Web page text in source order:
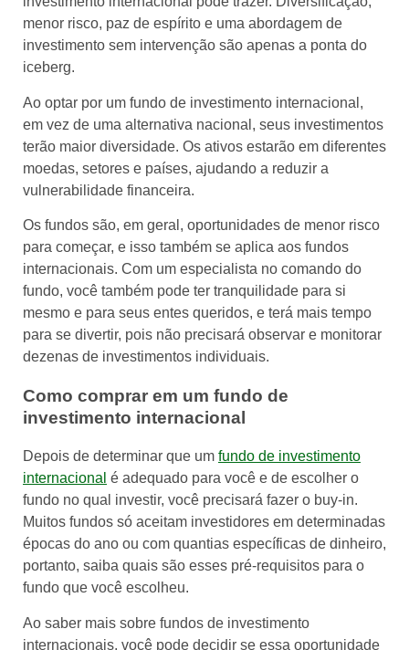
menor risco, paz de espírito e uma abordagem de
investimento sem intervenção são apenas a ponta do
iceberg.
Ao optar por um fundo de investimento internacional,
em vez de uma alternativa nacional, seus investimentos
terão maior diversidade. Os ativos estarão em diferentes
moedas, setores e países, ajudando a reduzir a
vulnerabilidade financeira.
Os fundos são, em geral, oportunidades de menor risco
para começar, e isso também se aplica aos fundos
internacionais. Com um especialista no comando do
fundo, você também pode ter tranquilidade para si
mesmo e para seus entes queridos, e terá mais tempo
para se divertir, pois não precisará observar e monitorar
dezenas de investimentos individuais.
Como comprar em um fundo de
investimento internacional
Depois de determinar que um fundo de investimento
internacional é adequado para você e de escolher o
fundo no qual investir, você precisará fazer o buy-in.
Muitos fundos só aceitam investidores em determinadas
épocas do ano ou com quantias específicas de dinheiro,
portanto, saiba quais são esses pré-requisitos para o
fundo que você escolheu.
Ao saber mais sobre fundos de investimento
internacionais, você pode decidir se essa oportunidade